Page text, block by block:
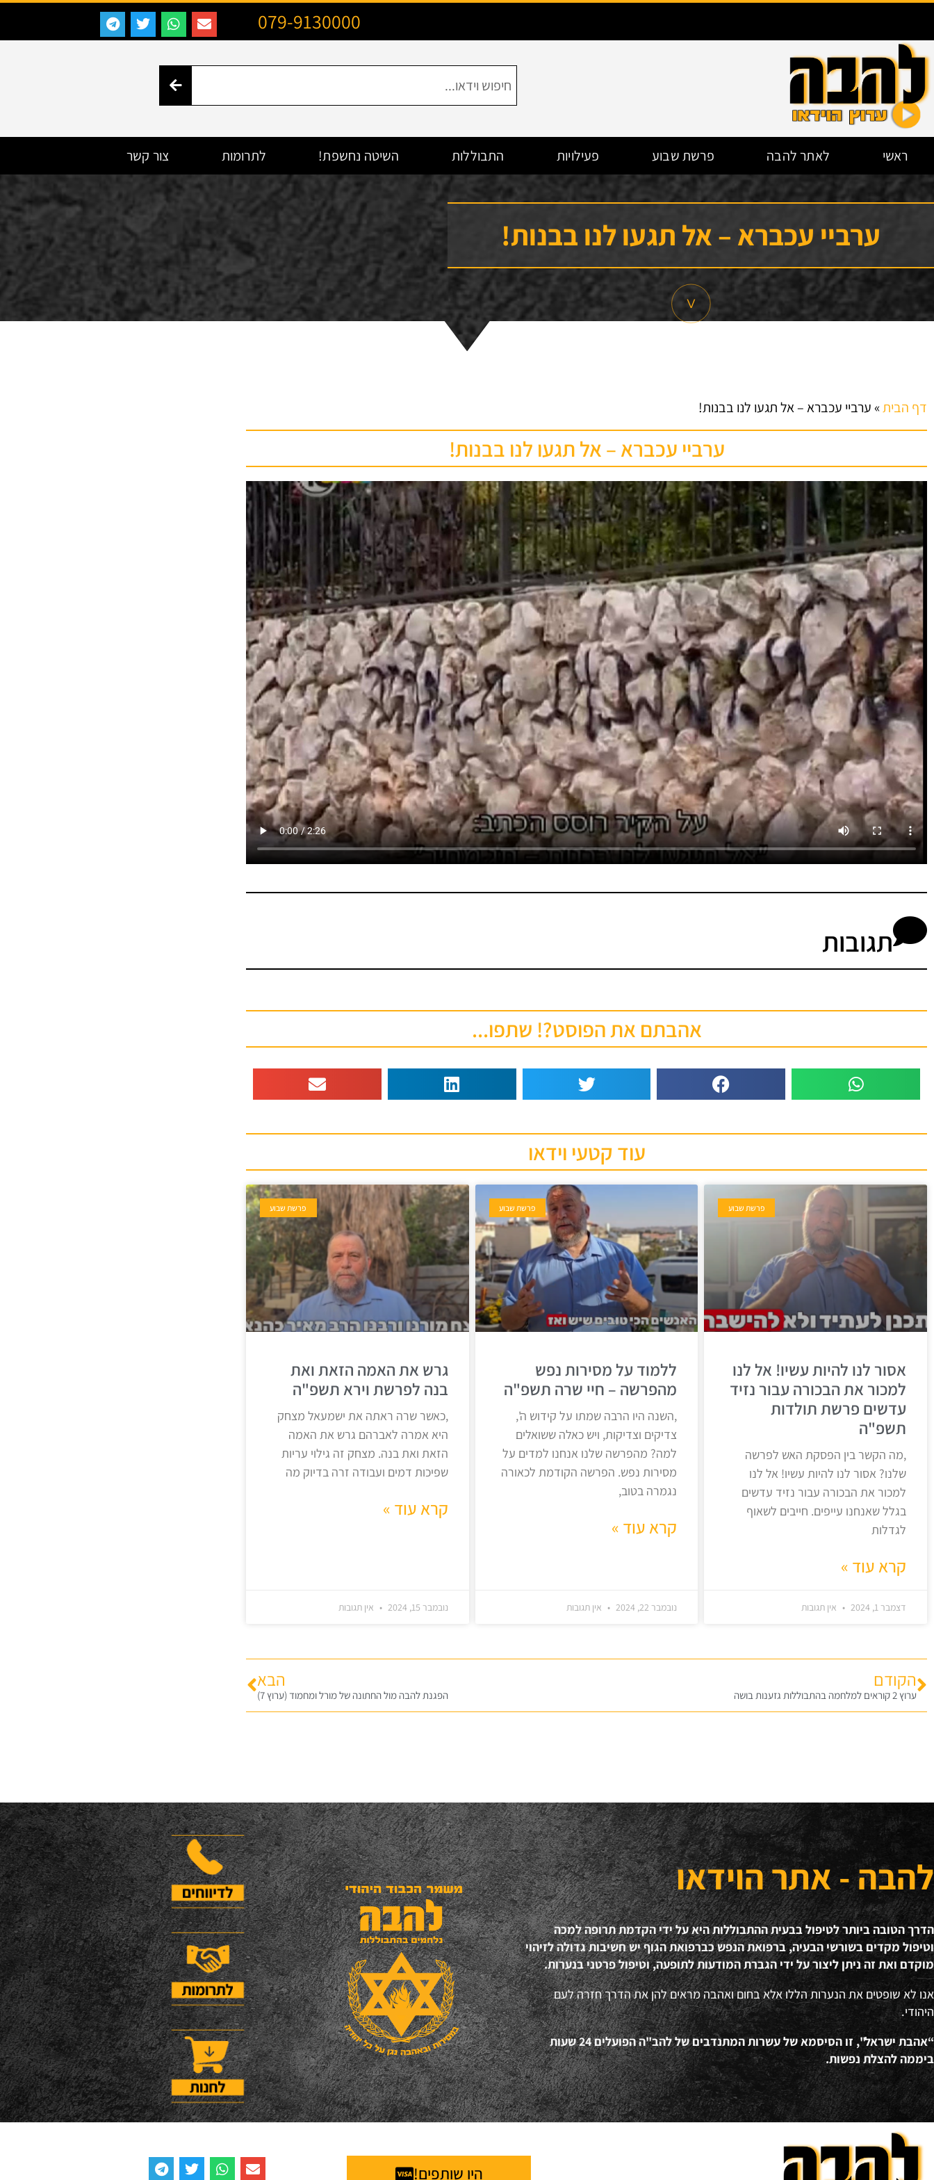
079-9130000
ראשי לאתר להבה פרשת שבוע פעילויות התבוללות השיטה נחשפת! לתרומות צור קשר
ערביי עכברא – אל תגעו לנו בבנות!
דף הבית» ערביי עכברא – אל תגעו לנו בבנות!
ערביי עכברא – אל תגעו לנו בבנות!
תגובות
אהבתם את הפוסט?! שתפו...
עוד קטעי וידאו
פרשת שבוע
אסור לנו להיות עשיו! אל לנו
למכור את הבכורה עבור נזיד
עדשים פרשת תולדות
תשפ"ה
,מה הקשר בין הפסקת האש לפרשה
שלנו? אסור לנו להיות עשיו! אל לנו
למכור את הבכורה עבור נזיד עדשים
בגלל שאנחנו עייפים. חייבים לשאוף
לגדלות
קרא עוד »
דצמבר 1, 2024 אין תגובות
פרשת שבוע
ללמוד על מסירות נפש
מהפרשה – חיי שרה תשפ"ה
,השנה היו הרבה שמתו על קידוש ה',
צדיקים וצדיקות, ויש כאלה ששואלים
למה? מהפרשה שלנו אנחנו למדים על
מסירות נפש. הפרשה הקודמת לכאורה
נגמרה בטוב,
קרא עוד »
נובמבר 22, 2024 אין תגובות
פרשת שבוע
גרש את האמה הזאת ואת
בנה לפרשת וירא תשפ"ה
,כאשר שרה ראתה את ישמעאל מצחק
היא אמרה לאברהם גרש את האמה
הזאת ואת בנה. מצחק זה גילוי עריות
שפיכות דמים ועבודה זרה בדיוק מה
קרא עוד »
נובמבר 15, 2024 אין תגובות
הקודם
ערוץ 2 קוראים למלחמה בהתבוללות גזענות בושה
הבא
הפגנת להבה מול החתונה של מורל ומחמוד (ערוץ 7)
להבה - אתר הוידאו
הדרך הטובה ביותר לטיפול בבעית ההתבוללות היא על ידי הקדמת תרופה למכה
וטיפול מקדים בשורשי הבעיה, ברפואת הנפש כברפואת הגוף יש חשיבות גדולה לזיהוי
מוקדם ואת זה ניתן ליצור על ידי הגברת המודעות לתופעה, וטיפול פרטני בנערות.
אנו לא שופטים את הנערות הללו אלא בחום ואהבה מראים להן את הדרך חזרה לעם
היהודי.
“אהבת ישראל", זו הסיסמא של עשרות המתנדבים של להב"ה הפועלים 24 שעות
ביממה להצלת נפשות.
היו שותפים!